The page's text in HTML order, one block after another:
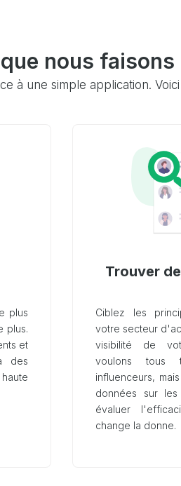
nous faisons
à une simple application.
plus
plus.
et
des
Trouver
Ciblez les
votre secteur
visibilité de
voulons tous
influenceurs,
données sur
évaluer
change la donne.